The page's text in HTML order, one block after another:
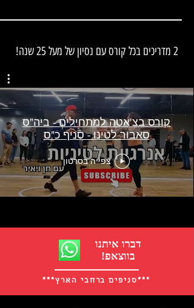
2 מדריכים בכל קורס עם נסיון של מעל 25 שנה!
קורס בצ'אטה למתחילים - ביה"ס
סאבור לטינו - סניף כ"ס
צפייה בסרטון
דברו איתנו
!בווצאפ
***סניפים ברחבי הארץ***